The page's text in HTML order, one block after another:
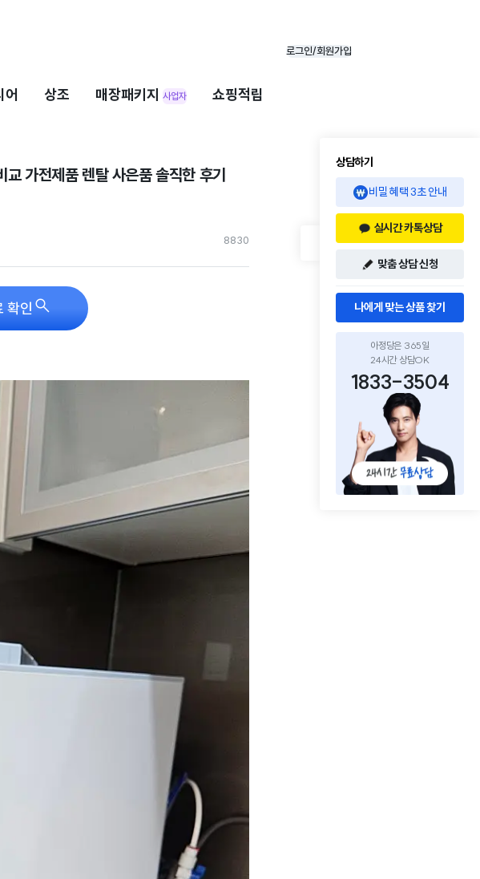
로그인/회원가입
어 상조 매장패키지 사업자 쇼핑적립
가전제품 렌탈 사은품 솔직한 후기
8830
확인 
상담하기
비밀 혜택 3초 안내
실시간 카톡상담
맞춤 상담 신청
나에게 맞는 상품 찾기
아정당은 365일
24시간 상담OK
1833-3504